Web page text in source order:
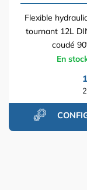
Flexible
tournant 12L
coudé
En